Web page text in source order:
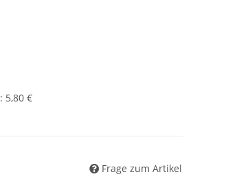
: 5,80 €
Frage zum Artikel